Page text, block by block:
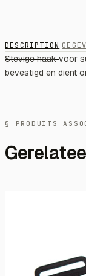
DESCRIPTION
Stevige haak voor
bevestigd en dient
§ PRODUITS